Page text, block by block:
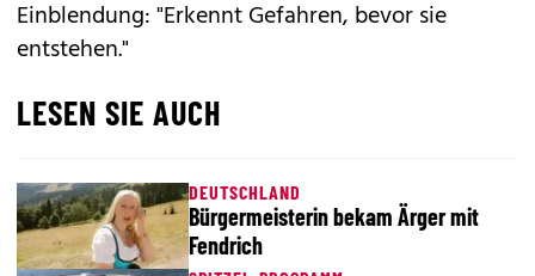
Einblendung: "Erkennt Gefahren, bevor sie
entstehen."
LESEN SIE AUCH
DEUTSCHLAND
Bürgermeisterin bekam Ärger mit
Fendrich